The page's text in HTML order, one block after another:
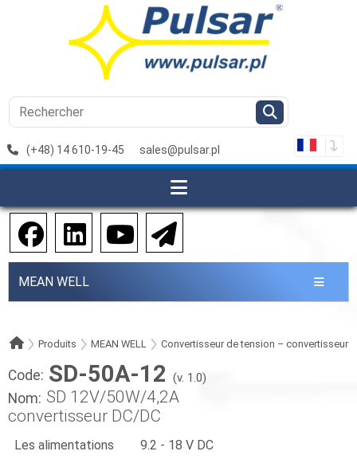
(+48) 14 610-19-45 sales@pulsar.pl
MEAN WELL
Produits MEAN WELL Convertisseur de tension – convertisseur
Code: SD-50A-12 (v. 1.0)
Nom: SD 12V/50W/4,2A
convertisseur DC/DC
Les alimentations 9.2 - 18 V DC